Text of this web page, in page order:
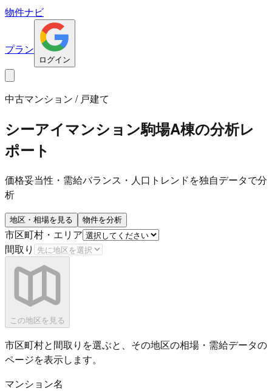
物件ナビ
プラン
ログイン
中古マンション / 戸建て
シーアイマンション駒場A棟の分析レ
ポート
価格妥当性・需給バランス・人口トレンドを独自データで分
析
地区・相場を見る 物件を分析
市区町村・エリア
間取り
この地区を見る
市区町村と間取りを選ぶと、その地区の相場・需給データの
ページを表示します。
マンション名